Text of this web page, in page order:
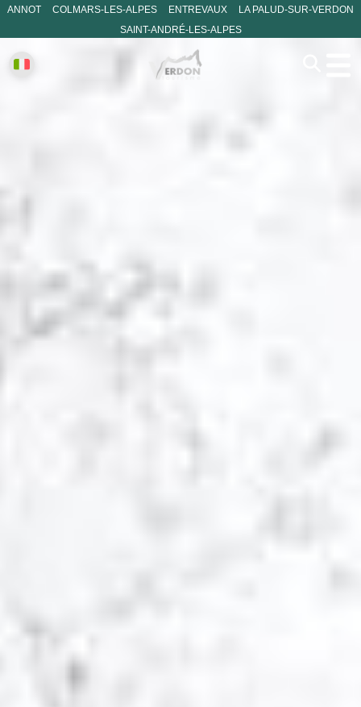
ANNOT COLMARS-LES-ALPES ENTREVAUX
LA PALUD-SUR-VERDON
SAINT-ANDRÉ-LES-ALPES